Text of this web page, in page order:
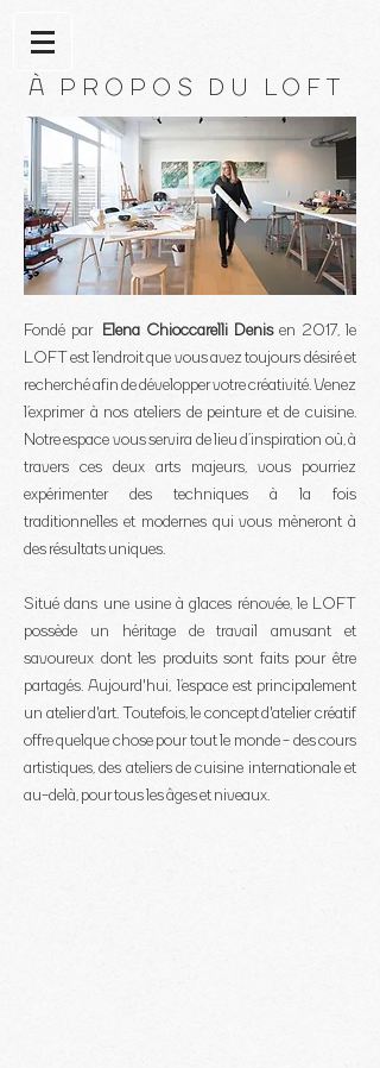
À PROPOS DU LOFT
Fondé par Elena Chioccarelli Denisen 2017, le
LOFT est l’endroit que vous avez toujours désiré et
recherché afin de développer votre créativité. Venez
l’exprimer à nos ateliers de peinture et de cuisine.
Notre espace vous servira de lieu d’inspiration où, à
travers ces deux arts majeurs, vous pourriez
expérimenter des techniques à la fois
traditionnelles et modernes qui vous mèneront à
des résultats uniques.
Situé dans une usine à glaces rénovée, le LOFT
possède un héritage de travail amusant et
savoureux dontles produits sont faits pour être
partagés. Aujourd'hui, l’espace est principalement
un atelier d'art. Toutefois, le concept d'atelier créatif
offre quelque chose pour tout le monde - des cours
artistiques, des ateliers de cuisine internationale et
au-delà, pour tous les âges et niveaux.